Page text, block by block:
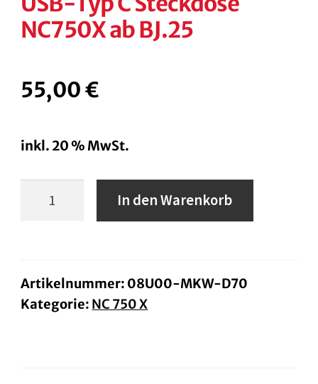
NC750X ab BJ.25
55,00€
inkl. 20 % MwSt.
NC750X
ab
In den Warenkorb
Artikelnummer: 08U00-MKW-D70
Kategorie: NC 750 X